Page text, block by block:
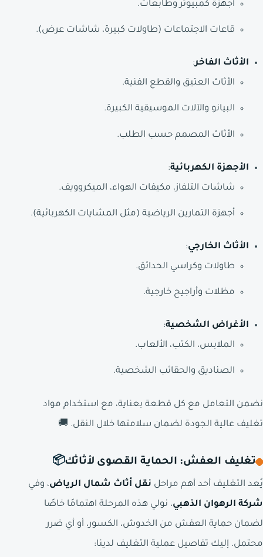
أجهزة كمبيوتر وطابعات.
قاعات الاجتماعات (طاولات كبيرة، شاشات عرض).
الأثاث الفاخر:
الأثاث العتيق والقطع الفنية.
البيانو والآلات الموسيقية الكبيرة.
الأثاث المصمم حسب الطلب.
الأجهزة الكهربائية:
شاشات التلفاز، مكيفات الهواء، الميكروويف.
أجهزة التمارين الرياضية (مثل المشايات الكهربائية).
الأثاث الخارجي:
طاولات وكراسي الحدائق.
مظلات وأراجيح خارجية.
الأغراض الشخصية:
الملابس، الكتب، الألعاب.
الصناديق والحقائب الشخصية.
نضمن التعامل مع كل قطعة بعناية، مع استخدام مواد
تغليف عالية الجودة لضمان سلامتها خلال النقل. 🚚
تغليف العفش: الحماية القصوى لأثاثك📦
يُعد التغليف أحد أهم مراحل نقل أثاث شمال الرياض، وفي
شركة الرهوان الذهبي، نولي هذه المرحلة اهتمامًا خاصًا
لضمان حماية العفش من الخدوش، الكسور، أو أي ضرر
محتمل. إليك تفاصيل عملية التغليف لدينا: